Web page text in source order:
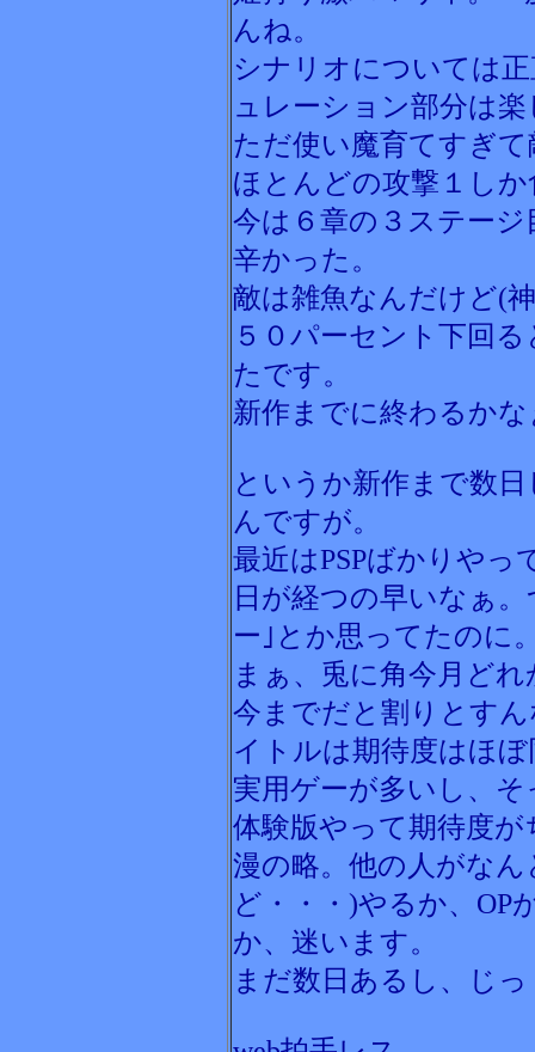
んね。
シナリオについては
ュレーション部分は
ただ使い魔育てすぎ
ほとんどの攻撃１し
今は６章の３ステー
辛かった。
敵は雑魚なんだけど(
５０パーセント下回
たです。
新作までに終わるかな
というか新作まで数
んですが。
最近はPSPばかりやっ
日が経つの早いなぁ
ー｣とか思ってたのに
まぁ、兎に角今月ど
今までだと割りとす
イトルは期待度はほ
実用ゲーが多いし、
体験版やって期待度
漫の略。他の人がな
ど・・・)やるか、OP
か、迷います。
まだ数日あるし、じ